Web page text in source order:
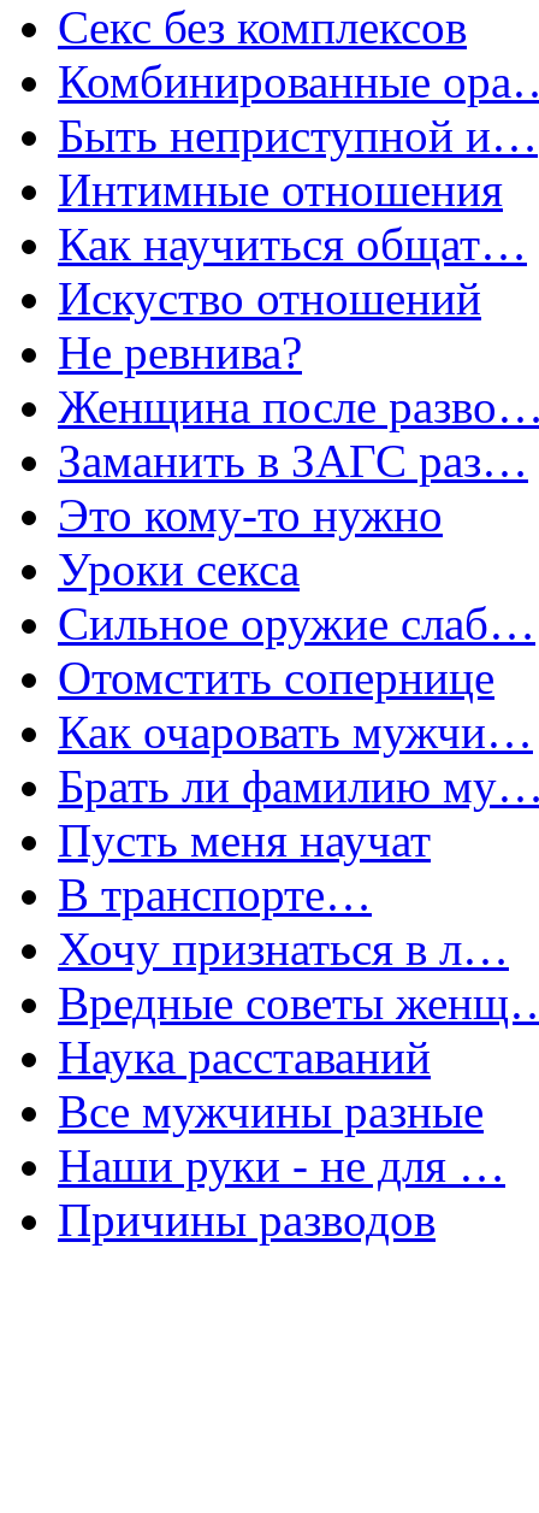
Секс без комплексов
Комбинированные
Быть неприступной и…
Интимные отношения
Как научиться общат…
Искуство отношений
Не ревнива?
Женщина после
Заманить в ЗАГС раз…
Это кому-то нужно
Уроки секса
Сильное оружие слаб…
Отомстить сопернице
Как очаровать мужчи…
Брать ли фамилию
Пусть меня научат
В транспорте…
Хочу признаться в л…
Вредные советы
Наука расставаний
Все мужчины разные
Наши руки - не для …
Причины разводов